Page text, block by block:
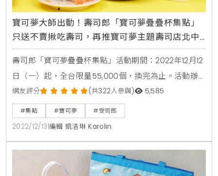
寶可夢大師出動！壽司郎「寶可夢疊疊杯集點」
只送不賣揪吃壽司，再推寶可夢主題壽司店北中
南都有
壽司郎「寶可夢疊疊杯集點」活動期間：2022年12月12
日（一）起，全台限量55,000個，換完為止。活動辦
法：消費滿500元可得1點，活動期間集滿3點並於壽司
郎官方粉絲專頁按讚，即可兌換寶可夢疊疊杯乙個。隨
機發送，恕不挑款。注意事項：1、疊疊杯含皮卡丘、伊
布、路卡利歐、甲賀忍蛙、波加曼及隱藏版，共計6
款。2、壽司郎全台店鋪6款共計55,000個，隨機發送
恕不挑款，換完為止。實際庫存以各店贈送情況
網友評分 (共322人參與) 5,585
#集點 #寶可夢 #受司郎
2022/12/13 編輯 凱洛琳 Karolin